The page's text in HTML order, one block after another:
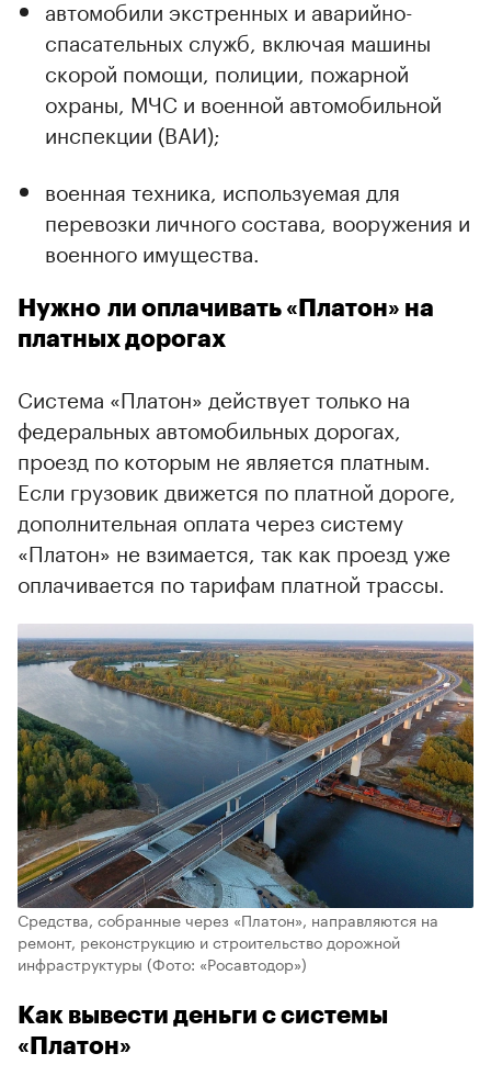
автомобили экстренных и аварийно-
спасательных служб, включая машины
скорой помощи, полиции, пожарной
охраны, МЧС и военной автомобильной
инспекции (ВАИ);
военная техника, используемая для
перевозки личного состава, вооружения и
военного имущества.
Нужно ли оплачивать «Платон» на
платных дорогах
Система «Платон» действует только на
федеральных автомобильных дорогах,
проезд по которым не является платным.
Если грузовик движется по платной дороге,
дополнительная оплата через систему
«Платон» не взимается, так как проезд уже
оплачивается по тарифам платной трассы.
Средства, собранные через «Платон», направляются на
ремонт, реконструкцию и строительство дорожной
инфраструктуры (Фото: «Росавтодор»)
Как вывести деньги с системы
«Платон»